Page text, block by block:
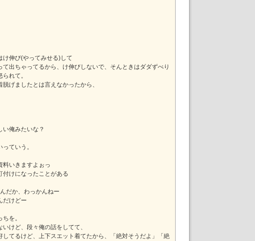
け伸び(やってみせる)して
出ちゃってるから、け伸びしないで、そんときはダダずべり
れて。
げましたとは言えなかったから、
い俺みたいな？
ていう。
料いきますよぉっ
付けになったことがある
だか、わっかんねー
だけどー
を。
けど、段々俺の話をしてて、
てるけど、上下スエット着てたから、「絶対そうだよ」「絶